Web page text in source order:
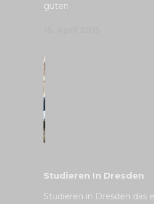
guten
Studieren In Dresden
Studieren in Dresden das